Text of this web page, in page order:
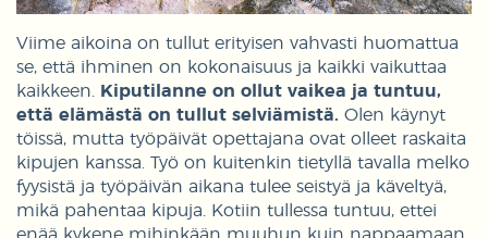
Viime aikoina on tullut erityisen vahvasti huomattua
se, että ihminen on kokonaisuus ja kaikki vaikuttaa
kaikkeen.
Kiputilanne on ollut vaikea ja tuntuu,
että elämästä on tullut selviämistä. Olen käynyt
töissä, mutta työpäivät opettajana ovat olleet raskaita
kipujen kanssa. Työ on kuitenkin tietyllä tavalla melko
fyysistä ja työpäivän aikana tulee seistyä ja käveltyä,
mikä pahentaa kipuja. Kotiin tullessa tuntuu, ettei